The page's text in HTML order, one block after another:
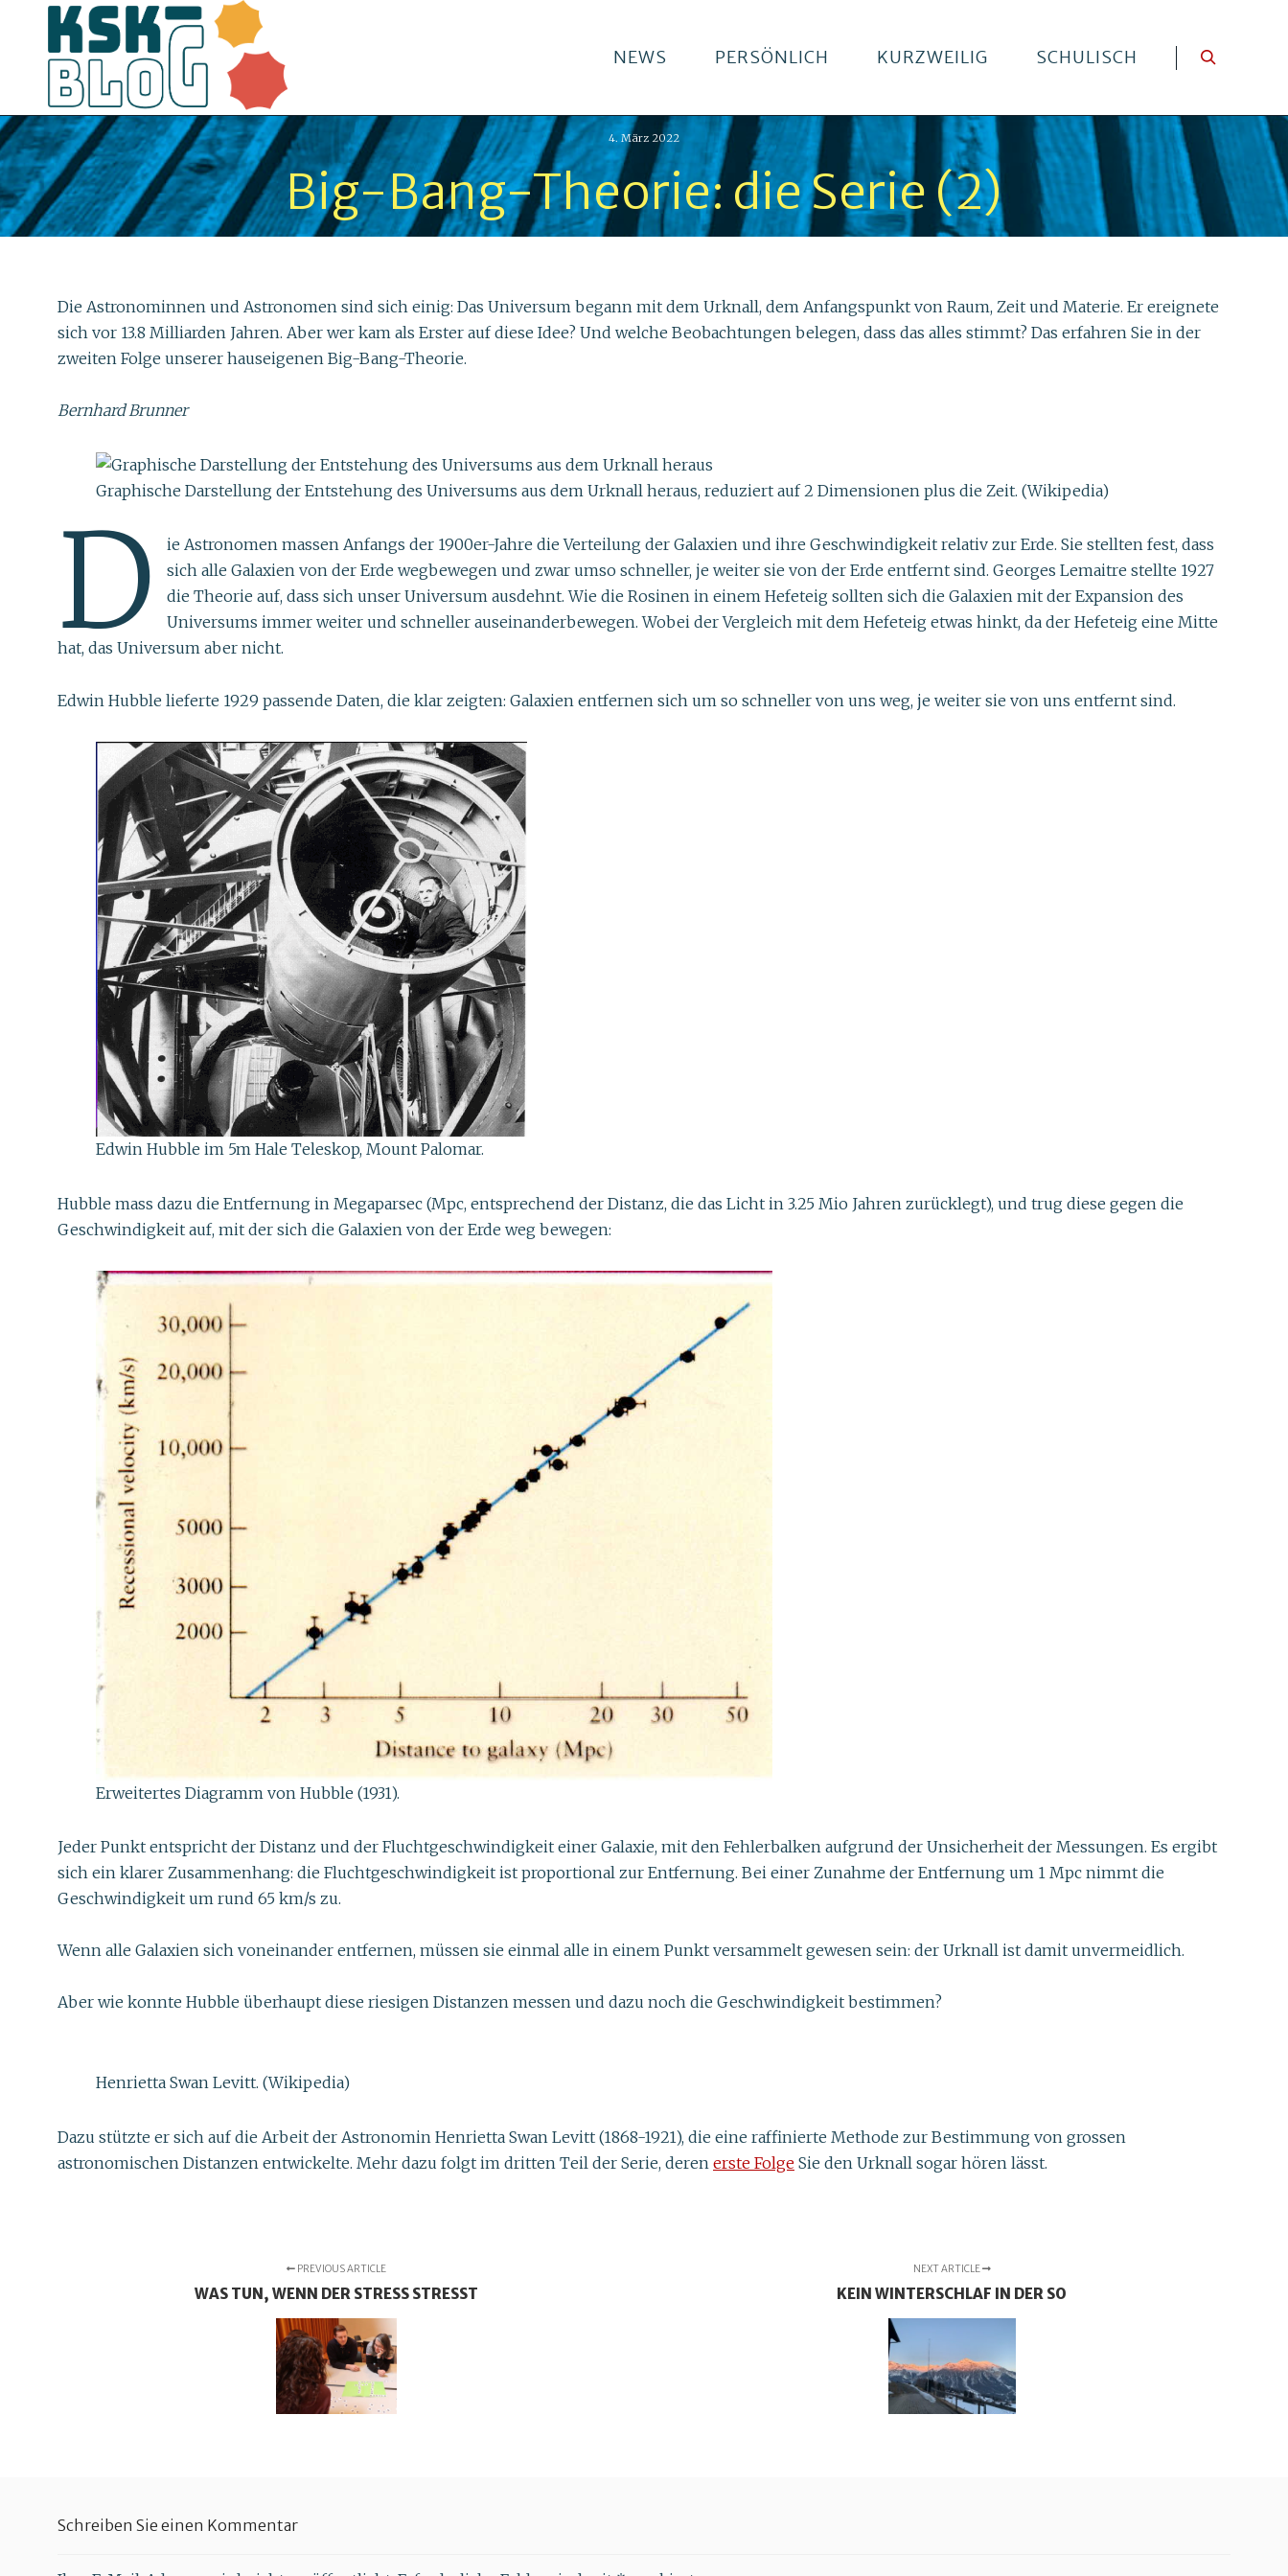
NEWS PERSÖNLICH KURZWEILIG SCHULISCH
4. März 2022
Big-Bang-Theorie: die Serie (2)
Die Astronominnen und Astronomen sind sich einig: Das Universum begann mit dem Urknall, dem Anfangspunkt von Raum, Zeit und Materie. Er ereignete
sich vor 13.8 Milliarden Jahren. Aber wer kam als Erster auf diese Idee? Und welche Beobachtungen belegen, dass das alles stimmt? Das erfahren Sie in der
zweiten Folge unserer hauseigenen Big-Bang-Theorie.
Bernhard Brunner
Graphische Darstellung der Entstehung des Universums aus dem Urknall heraus, reduziert auf 2 Dimensionen plus die Zeit. (Wikipedia)
D
ie Astronomen massen Anfangs der 1900er-Jahre die Verteilung der Galaxien und ihre Geschwindigkeit relativ zur Erde. Sie stellten fest, dass
sich alle Galaxien von der Erde wegbewegen und zwar umso schneller, je weiter sie von der Erde entfernt sind. Georges Lemaitre stellte 1927
die Theorie auf, dass sich unser Universum ausdehnt. Wie die Rosinen in einem Hefeteig sollten sich die Galaxien mit der Expansion des
Universums immer weiter und schneller auseinanderbewegen. Wobei der Vergleich mit dem Hefeteig etwas hinkt, da der Hefeteig eine Mitte
hat, das Universum aber nicht.
Edwin Hubble lieferte 1929 passende Daten, die klar zeigten: Galaxien entfernen sich um so schneller von uns weg, je weiter sie von uns entfernt sind.
Edwin Hubble im 5m Hale Teleskop, Mount Palomar.
Hubble mass dazu die Entfernung in Megaparsec (Mpc, entsprechend der Distanz, die das Licht in 3.25 Mio Jahren zurücklegt), und trug diese gegen die
Geschwindigkeit auf, mit der sich die Galaxien von der Erde weg bewegen:
Erweitertes Diagramm von Hubble (1931).
Jeder Punkt entspricht der Distanz und der Fluchtgeschwindigkeit einer Galaxie, mit den Fehlerbalken aufgrund der Unsicherheit der Messungen. Es ergibt
sich ein klarer Zusammenhang: die Fluchtgeschwindigkeit ist proportional zur Entfernung. Bei einer Zunahme der Entfernung um 1 Mpc nimmt die
Geschwindigkeit um rund 65 km/s zu.
Wenn alle Galaxien sich voneinander entfernen, müssen sie einmal alle in einem Punkt versammelt gewesen sein: der Urknall ist damit unvermeidlich.
Aber wie konnte Hubble überhaupt diese riesigen Distanzen messen und dazu noch die Geschwindigkeit bestimmen?
Henrietta Swan Levitt. (Wikipedia)
Dazu stützte er sich auf die Arbeit der Astronomin Henrietta Swan Levitt (1868-1921), die eine raffinierte Methode zur Bestimmung von grossen
astronomischen Distanzen entwickelte. Mehr dazu folgt im dritten Teil der Serie, deren erste Folge Sie den Urknall sogar hören lässt.
PREVIOUS ARTICLE
WAS TUN, WENN DER STRESS STRESST
NEXT ARTICLE
KEIN WINTERSCHLAF IN DER SO
Schreiben Sie einen Kommentar